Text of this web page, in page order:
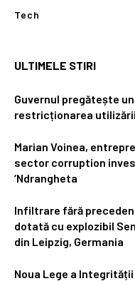
Tech
ULTIMELE STIRI
Guvernul pregătește
restricționarea
Marian Voinea,
sector corruption
‘Ndrangheta
Infiltrare fără
dotată cu explozibil
din Leipzig, Germania
Noua Lege a